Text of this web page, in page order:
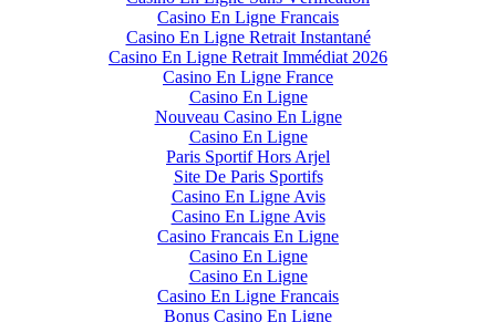
Casino En Ligne Francais
Casino En Ligne Retrait Instantané
Casino En Ligne Retrait Immédiat 2026
Casino En Ligne France
Casino En Ligne
Nouveau Casino En Ligne
Casino En Ligne
Paris Sportif Hors Arjel
Site De Paris Sportifs
Casino En Ligne Avis
Casino En Ligne Avis
Casino Francais En Ligne
Casino En Ligne
Casino En Ligne
Casino En Ligne Francais
Bonus Casino En Ligne